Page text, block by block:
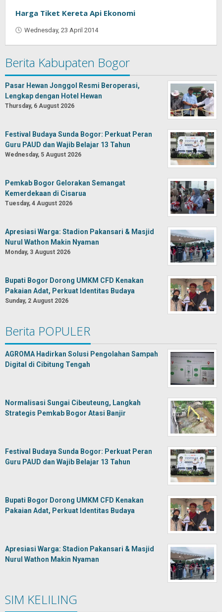
Saputra
Harga Tiket Kereta Api Ekonomi
Wednesday, 23 April 2014
Saputra
Berita Kabupaten Bogor
Pasar Hewan Jonggol Resmi Beroperasi,
Lengkap dengan Hotel Hewan
Thursday, 6 August 2026
Festival Budaya Sunda Bogor: Perkuat Peran
Guru PAUD dan Wajib Belajar 13 Tahun
Wednesday, 5 August 2026
Pemkab Bogor Gelorakan Semangat
Kemerdekaan di Cisarua
Tuesday, 4 August 2026
Apresiasi Warga: Stadion Pakansari & Masjid
Nurul Wathon Makin Nyaman
Monday, 3 August 2026
Bupati Bogor Dorong UMKM CFD Kenakan
Pakaian Adat, Perkuat Identitas Budaya
Sunday, 2 August 2026
Berita POPULER
AGROMA Hadirkan Solusi Pengolahan Sampah
Digital di Cibitung Tengah
Normalisasi Sungai Cibeuteung, Langkah
Strategis Pemkab Bogor Atasi Banjir
Festival Budaya Sunda Bogor: Perkuat Peran
Guru PAUD dan Wajib Belajar 13 Tahun
Bupati Bogor Dorong UMKM CFD Kenakan
Pakaian Adat, Perkuat Identitas Budaya
Apresiasi Warga: Stadion Pakansari & Masjid
Nurul Wathon Makin Nyaman
SIM KELILING